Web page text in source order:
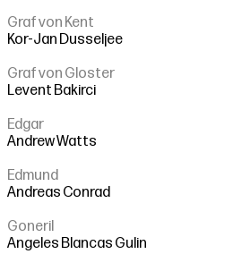
Graf von Kent
Kor-Jan Dusseljee
Graf von Gloster
Levent Bakirci
Edgar
Andrew Watts
Edmund
Andreas Conrad
Goneril
Angeles Blancas Gulin